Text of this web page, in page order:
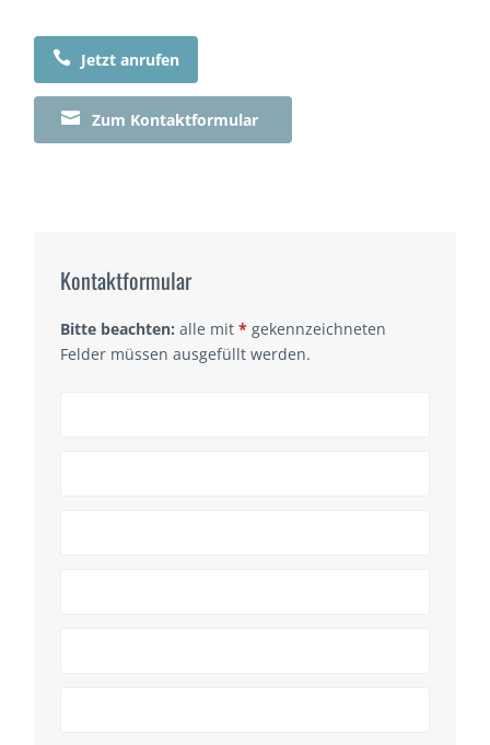
 Jetzt anrufen
 Zum Kontaktformular
Kontaktformular
Bitte beachten: alle mit* gekennzeichneten
Felder müssen ausgefüllt werden.